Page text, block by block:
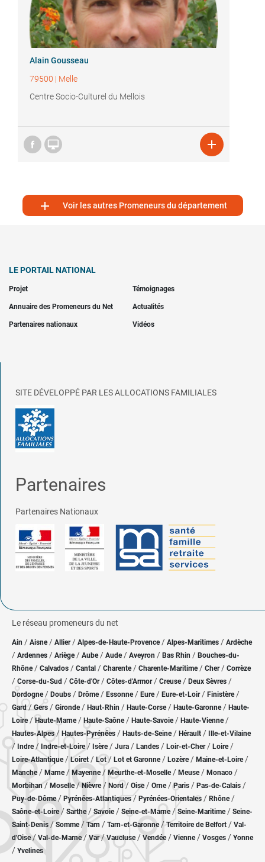
Alain Gousseau
79500 | Melle
Centre Socio-Culturel du Mellois
 
 Voir les autres Promeneurs du département
LE PORTAIL NATIONAL
Projet Témoignages
Annuaire des Promeneurs du Net Actualités
Partenaires nationaux Vidéos
SITE DÉVELOPPÉ PAR LES ALLOCATIONS FAMILIALES
Partenaires
Partenaires Nationaux
Le réseau promeneurs du net
Ain / Aisne/ Allier/ Alpes-de-Haute-Provence / Alpes-Maritimes / Ardèche
/ Ardennes / Ariège/ Aube/ Aude / Aveyron / Bas Rhin / Bouches-du-
Rhône/ Calvados / Cantal / Charente / Charente-Maritime/ Cher / Corrèze
/ Corse-du-Sud / Côte-d'Or / Côtes-d'Armor/ Creuse/ Deux Sèvres /
Dordogne/ Doubs / Drôme/ Essonne / Eure/ Eure-et-Loir / Finistère/
Gard/Gers / Gironde/ Haut-Rhin / Haute-Corse/ Haute-Garonne/ Haute-
Loire/Haute-Marne/ Haute-Saône/ Haute-Savoie/ Haute-Vienne/
Hautes-Alpes/ Hautes-Pyrénées / Hauts-de-Seine/ Hérault / Ille-et-Vilaine
/ Indre/ Indre-et-Loire/ Isère/ Jura / Landes / Loir-et-Cher/ Loire/
Loire-Atlantique/ Loiret / Lot/ Lot et Garonne/ Lozère / Maine-et-Loire/
Manche/ Marne/ Mayenne/ Meurthe-et-Moselle/ Meuse/ Monaco /
Morbihan/ Moselle/ Nièvre / Nord/ Oise / Orne/Paris / Pas-de-Calais /
Puy-de-Dôme/ Pyrénées-Atlantiques / Pyrénées-Orientales / Rhône/
Saône-et-Loire/ Sarthe/ Savoie/ Seine-et-Marne/ Seine-Maritime/ Seine-
Saint-Denis /Somme/ Tarn / Tarn-et-Garonne/Territoire de Belfort / Val-
d'Oise/ Val-de-Marne/Var/Vaucluse/ Vendée/ Vienne/ Vosges / Yonne
/ Yvelines